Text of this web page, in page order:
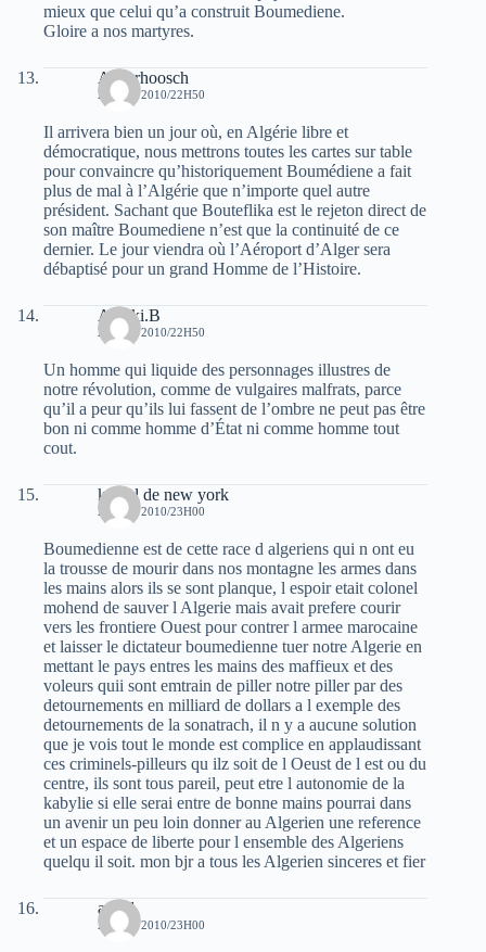
mieux que celui qu’a construit Boumediene.
Gloire a nos martyres.
Aaverhoosch
28 MAI 2010/22H50
Il arrivera bien un jour où, en Algérie libre et
démocratique, nous mettrons toutes les cartes sur table
pour convaincre qu’historiquement Boumédiene a fait
plus de mal à l’Algérie que n’importe quel autre
président. Sachant que Bouteflika est le rejeton direct de
son maître Boumediene n’est que la continuité de ce
dernier. Le jour viendra où l’Aéroport d’Alger sera
débaptisé pour un grand Homme de l’Histoire.
Arezki.B
28 MAI 2010/22H50
Un homme qui liquide des personnages illustres de
notre révolution, comme de vulgaires malfrats, parce
qu’il a peur qu’ils lui fassent de l’ombre ne peut pas être
bon ni comme homme d’État ni comme homme tout
cout.
kamel de new york
28 MAI 2010/23H00
Boumedienne est de cette race d algeriens qui n ont eu
la trousse de mourir dans nos montagne les armes dans
les mains alors ils se sont planque, l espoir etait colonel
mohend de sauver l Algerie mais avait prefere courir
vers les frontiere Ouest pour contrer l armee marocaine
et laisser le dictateur boumedienne tuer notre Algerie en
mettant le pays entres les mains des maffieux et des
voleurs quii sont emtrain de piller notre piller par des
detournements en milliard de dollars a l exemple des
detournements de la sonatrach, il n y a aucune solution
que je vois tout le monde est complice en applaudissant
ces criminels-pilleurs qu ilz soit de l Oeust de l est ou du
centre, ils sont tous pareil, peut etre l autonomie de la
kabylie si elle serai entre de bonne mains pourrai dans
un avenir un peu loin donner au Algerien une reference
et un espace de liberte pour l ensemble des Algeriens
quelqu il soit. mon bjr a tous les Algerien sinceres et fier
a.ned
28 MAI 2010/23H00